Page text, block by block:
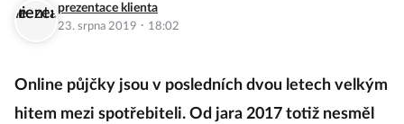
prezentace klienta
23. srpna 2019 · 18:02
Online půjčky jsou v posledních dvou letech velkým
hitem mezi spotřebiteli. Od jara 2017 totiž nesměl